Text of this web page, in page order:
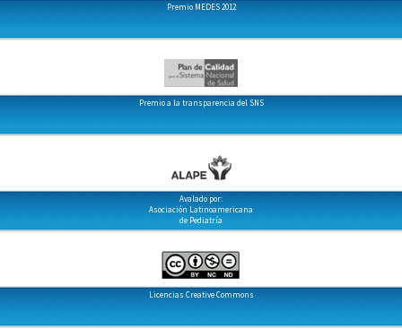
Premio MEDES 2012
Premio a la transparencia del SNS
Avalado por:
Asociación Latinoamericana
de Pediatría
Licencias Creative Commons